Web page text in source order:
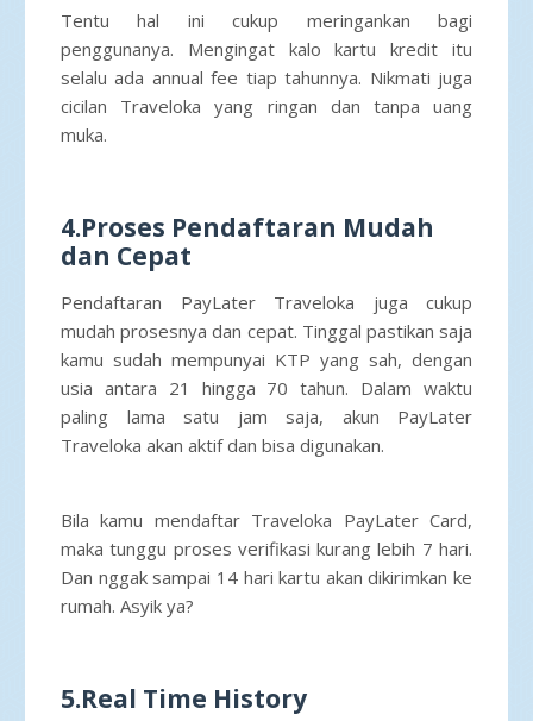
Tentu hal ini cukup meringankan bagi
penggunanya. Mengingat kalo kartu kredit itu
selalu ada annual fee tiap tahunnya. Nikmati juga
cicilan Traveloka yang ringan dan tanpa uang
muka.
4.Proses Pendaftaran Mudah
dan Cepat
Pendaftaran PayLater Traveloka juga cukup
mudah prosesnya dan cepat. Tinggal pastikan saja
kamu sudah mempunyai KTP yang sah, dengan
usia antara 21 hingga 70 tahun. Dalam waktu
paling lama satu jam saja, akun PayLater
Traveloka akan aktif dan bisa digunakan.
Bila kamu mendaftar Traveloka PayLater Card,
maka tunggu proses verifikasi kurang lebih 7 hari.
Dan nggak sampai 14 hari kartu akan dikirimkan ke
rumah. Asyik ya?
5.Real Time History